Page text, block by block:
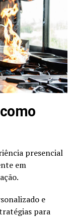
presencial
em
e
para